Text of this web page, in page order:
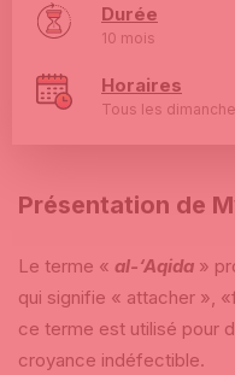
Durée
10 mois​
Horaires​
Tous les
Présentation de
Le terme « al-‘Aqida »
qui signifie « attacher »,
ce terme est utilisé pour
croyance indéfectible.